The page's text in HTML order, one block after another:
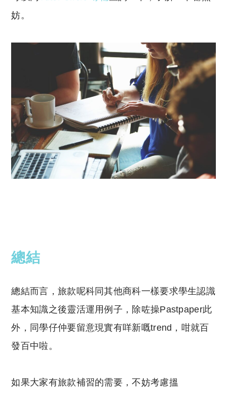
妨。
總結
總結而言，旅款呢科同其他商科一樣要求學生認識
基本知識之後靈活運用例子，除咗操Pastpaper此
外，同學仔仲要留意現實有咩新嘅trend，咁就百
發百中啦。
如果大家有旅款補習的需要，不妨考慮搵